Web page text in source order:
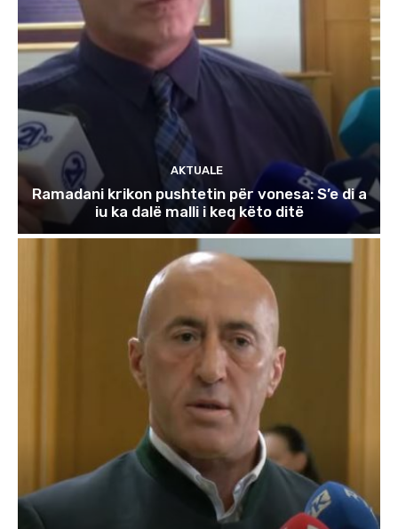
AKTUALE
Ramadani krikon pushtetin për vonesa: S’e di a
iu ka dalë malli i keq këto ditë